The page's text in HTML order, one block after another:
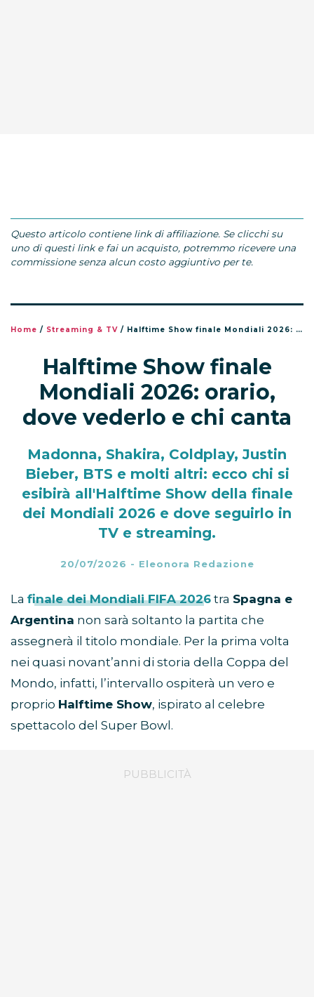
Questo articolo contiene link di affiliazione. Se clicchi su
uno di questi link e fai un acquisto, potremmo ricevere una
commissione senza alcun costo aggiuntivo per te.
Home / Streaming & TV / Halftime Show finale Mondiali 2026: orario, dove vederlo e chi canta
Halftime Show finale
Mondiali 2026: orario,
dove vederlo e chi canta
Madonna, Shakira, Coldplay, Justin
Bieber, BTS e molti altri: ecco chi si
esibirà all'Halftime Show della finale
dei Mondiali 2026 e dove seguirlo in
TV e streaming.
20/07/2026 - Eleonora Redazione
La finale dei Mondiali FIFA 2026 tra Spagna e
Argentina non sarà soltanto la partita che
assegnerà il titolo mondiale. Per la prima volta
nei quasi novant’anni di storia della Coppa del
Mondo, infatti, l’intervallo ospiterà un vero e
proprio Halftime Show, ispirato al celebre
spettacolo del Super Bowl.